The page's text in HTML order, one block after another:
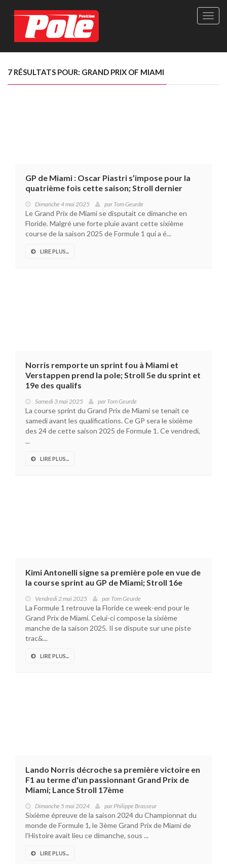
Site
Le
7 RÉSULTATS POUR: GRAND PRIX OF MIAMI
GP de Miami : Oscar Piastri s’impose pour la
quatrième fois cette saison; Stroll dernier
Dimanche 4 mai 2025 par Tom Geurde
Le Grand Prix de Miami se disputait ce dimanche en
Floride. Malgré une forte pluie avant cette sixième
course de la saison 2025 de Formule 1 qui a é...
LIRE PLUS...
Norris remporte un sprint fou à Miami et
Verstappen prend la pole; Stroll 5e du sprint et
19e des qualifs
Samedi 3 mai 2025 par Tom Geurde
La course sprint du Grand Prix de Miami se tenait ce
samedi avant les qualifications. Ce GP sera le sixième
des 24 de cette saison 2025 de Formule 1. Ce vendredi,
...
LIRE PLUS...
Kimi Antonelli signe sa première pole en vue de
la course sprint au GP de Miami; Stroll 16e
Vendredi 2 mai 2025 par Tom Geurde
La Formule 1 retrouve la Floride ce week-end pour le
Grand Prix de Miami. Celui-ci compose la sixième
manche de la saison 2025. Il se dispute sur une piste
trac&...
LIRE PLUS...
Lando Norris décroche sa première victoire en
F1 au terme d'un passionnant Grand Prix de
Miami; Lance Stroll 17ème
Dimanche 5 mai 2024 parPhilippe Brasseur
Sixième épreuve de la saison 2024 du Championnat du
monde de Formule 1, le 3ème Grand Prix de Miami de
l’Histoire avait lieu ce dimanche, sous ...
LIRE PLUS...